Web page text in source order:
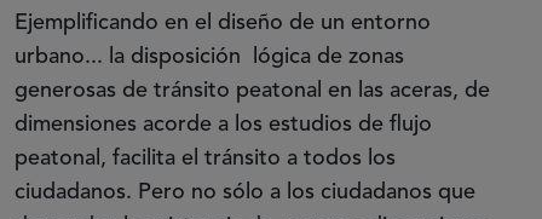
Ejemplificando en el diseño de un entorno
urbano... la disposición lógica de zonas
generosas de tránsito peatonal en las aceras, de
dimensiones acorde a los estudios de flujo
peatonal, facilita el tránsito a todos los
ciudadanos. Pero no sólo a los ciudadanos que